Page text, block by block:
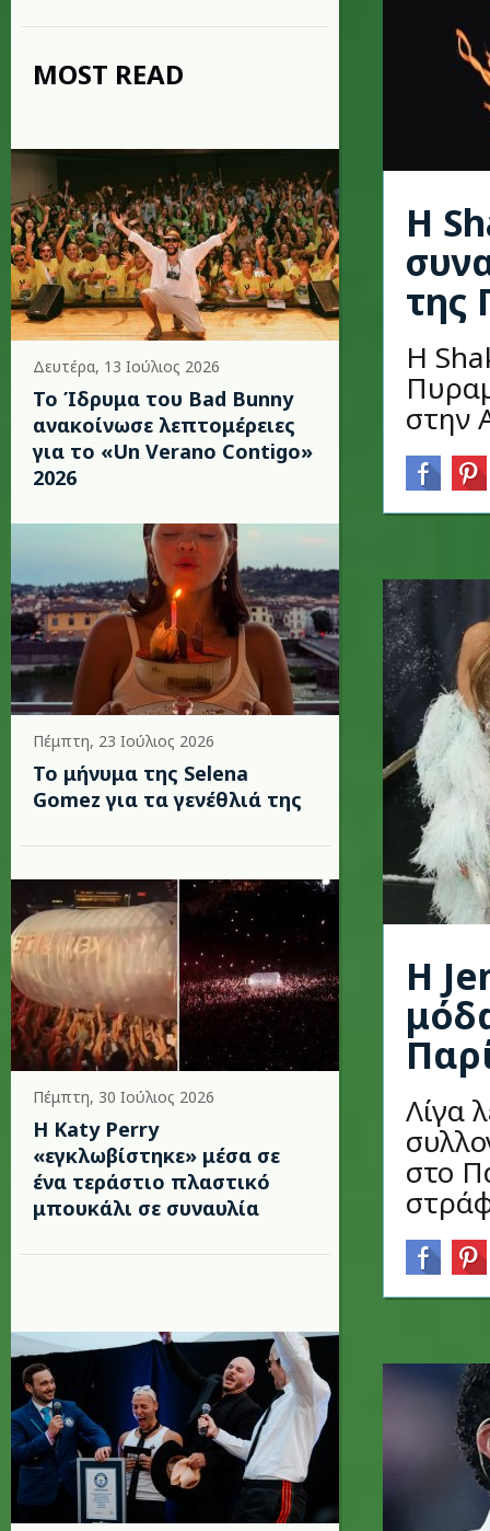
MOST READ
Δευτέρα, 13 Ιούλιος 2026
Το Ίδρυμα του Bad Bunny
ανακοίνωσε λεπτομέρειες
για το «Un Verano Contigo»
2026
Πέμπτη, 23 Ιούλιος 2026
Το μήνυμα της Selena
Gomez για τα γενέθλιά της
Πέμπτη, 30 Ιούλιος 2026
H Katy Perry
«εγκλωβίστηκε» μέσα σε
ένα τεράστιο πλαστικό
μπουκάλι σε συναυλία
Η
της
Η
στην
Η
Λίγα
στο